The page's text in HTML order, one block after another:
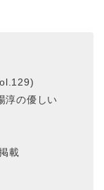
淳の優しい
載